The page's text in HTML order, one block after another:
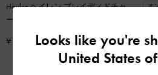
Haylen ヘイレン ブレイディドチャ
ーム ボウリングバッグ
¥ 14,900
オ
セ
ダ
¥
Looks like you're
United States